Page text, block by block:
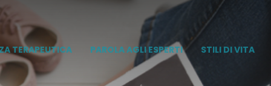
TERAPEUTICA PAROLA AGLI ESPERTI STILI DI VITA